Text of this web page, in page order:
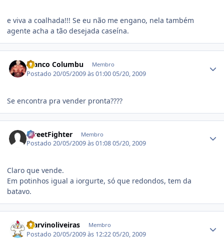
e viva a coalhada!!! Se eu não me engano, nela também
agente acha a tão desejada caseína.
Franco Columbu Membro
Postado20/05/2009 às 01:0005/20, 2009
Se encontra pra vender pronta????
StreetFighter Membro
Postado20/05/2009 às 01:0805/20, 2009
Claro que vende.
Em potinhos igual a iorgurte, só que redondos, tem da
batavo.
marvinoliveiras Membro
Postado20/05/2009 às 12:2205/20, 2009